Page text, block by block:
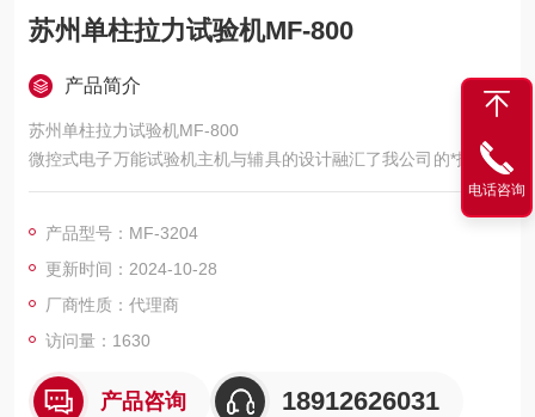
苏州单柱拉力试验机MF-800
产品简介
苏州单柱拉力试验机MF-800
微控式电子万能试验机主机与辅具的设计融汇了我公司的*技术，
外形美观，操作方便，性能稳定可靠。系统通过控制器，经调速
系统控制伺服电机转动，经减速系统减速后通过精密丝杠副带横
梁上升、下降，完成试样的拉伸力学性能试验，无污染、噪音
低，效率高
产品型号：MF-3204
更新时间：2024-10-28
厂商性质：代理商
访问量：1630
产品咨询 18912626031
电话咨询